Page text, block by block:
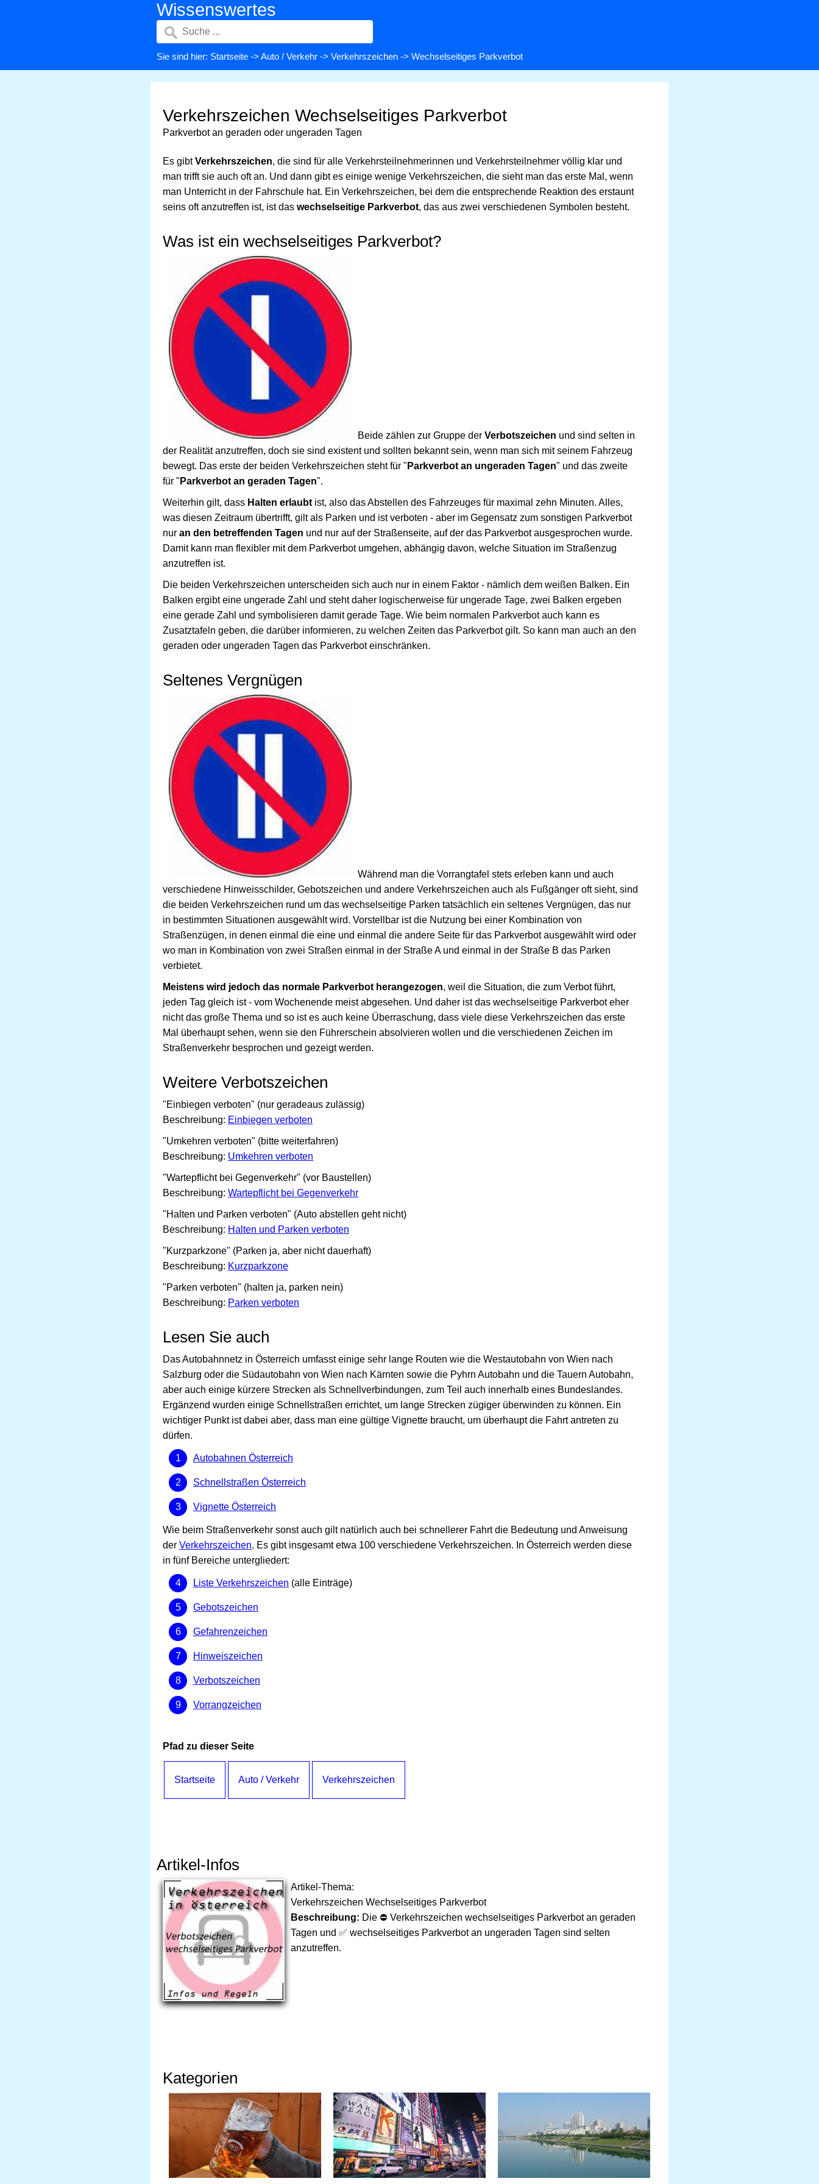
Wissenswertes
Sie sind hier: Startseite -> Auto / Verkehr -> Verkehrszeichen -> Wechselseitiges Parkverbot
Verkehrszeichen Wechselseitiges Parkverbot
Parkverbot an geraden oder ungeraden Tagen
Es gibtVerkehrszeichen, die sind für alle Verkehrsteilnehmerinnen und Verkehrsteilnehmer völlig klar und
man trifft sie auch oft an. Und dann gibt es einige wenige Verkehrszeichen, die sieht man das erste Mal, wenn
man Unterricht in der Fahrschule hat. Ein Verkehrszeichen, bei dem die entsprechende Reaktion des erstaunt
seins oft anzutreffen ist, ist das wechselseitige Parkverbot, das aus zwei verschiedenen Symbolen besteht.
Was ist ein wechselseitiges Parkverbot?
Beide zählen zur Gruppe der Verbotszeichen und sind selten in
der Realität anzutreffen, doch sie sind existent und sollten bekannt sein, wenn man sich mit seinem Fahrzeug
bewegt. Das erste der beiden Verkehrszeichen steht für " Parkverbot an ungeraden Tagen" und das zweite
für " Parkverbot an geraden Tagen".
Weiterhin gilt, dass Halten erlaubt ist, also das Abstellen des Fahrzeuges für maximal zehn Minuten. Alles,
was diesen Zeitraum übertrifft, gilt als Parken und ist verboten - aber im Gegensatz zum sonstigen Parkverbot
nur an den betreffenden Tagen und nur auf der Straßenseite, auf der das Parkverbot ausgesprochen wurde.
Damit kann man flexibler mit dem Parkverbot umgehen, abhängig davon, welche Situation im Straßenzug
anzutreffen ist.
Die beiden Verkehrszeichen unterscheiden sich auch nur in einem Faktor - nämlich dem weißen Balken. Ein
Balken ergibt eine ungerade Zahl und steht daher logischerweise für ungerade Tage, zwei Balken ergeben
eine gerade Zahl und symbolisieren damit gerade Tage. Wie beim normalen Parkverbot auch kann es
Zusatztafeln geben, die darüber informieren, zu welchen Zeiten das Parkverbot gilt. So kann man auch an den
geraden oder ungeraden Tagen das Parkverbot einschränken.
Seltenes Vergnügen
Während man die Vorrangtafel stets erleben kann und auch
verschiedene Hinweisschilder, Gebotszeichen und andere Verkehrszeichen auch als Fußgänger oft sieht, sind
die beiden Verkehrszeichen rund um das wechselseitige Parken tatsächlich ein seltenes Vergnügen, das nur
in bestimmten Situationen ausgewählt wird. Vorstellbar ist die Nutzung bei einer Kombination von
Straßenzügen, in denen einmal die eine und einmal die andere Seite für das Parkverbot ausgewählt wird oder
wo man in Kombination von zwei Straßen einmal in der Straße A und einmal in der Straße B das Parken
verbietet.
Meistens wird jedoch das normale Parkverbot herangezogen, weil die Situation, die zum Verbot führt,
jeden Tag gleich ist - vom Wochenende meist abgesehen. Und daher ist das wechselseitige Parkverbot eher
nicht das große Thema und so ist es auch keine Überraschung, dass viele diese Verkehrszeichen das erste
Mal überhaupt sehen, wenn sie den Führerschein absolvieren wollen und die verschiedenen Zeichen im
Straßenverkehr besprochen und gezeigt werden.
Weitere Verbotszeichen
"Einbiegen verboten" (nur geradeaus zulässig)
Beschreibung: Einbiegen verboten
"Umkehren verboten" (bitte weiterfahren)
Beschreibung: Umkehren verboten
"Wartepflicht bei Gegenverkehr" (vor Baustellen)
Beschreibung: Wartepflicht bei Gegenverkehr
"Halten und Parken verboten" (Auto abstellen geht nicht)
Beschreibung: Halten und Parken verboten
"Kurzparkzone" (Parken ja, aber nicht dauerhaft)
Beschreibung: Kurzparkzone
"Parken verboten" (halten ja, parken nein)
Beschreibung: Parken verboten
Lesen Sie auch
Das Autobahnnetz in Österreich umfasst einige sehr lange Routen wie die Westautobahn von Wien nach
Salzburg oder die Südautobahn von Wien nach Kärnten sowie die Pyhrn Autobahn und die Tauern Autobahn,
aber auch einige kürzere Strecken als Schnellverbindungen, zum Teil auch innerhalb eines Bundeslandes.
Ergänzend wurden einige Schnellstraßen errichtet, um lange Strecken zügiger überwinden zu können. Ein
wichtiger Punkt ist dabei aber, dass man eine gültige Vignette braucht, um überhaupt die Fahrt antreten zu
dürfen.
Autobahnen Österreich
Schnellstraßen Österreich
Vignette Österreich
Wie beim Straßenverkehr sonst auch gilt natürlich auch bei schnellerer Fahrt die Bedeutung und Anweisung
der Verkehrszeichen. Es gibt insgesamt etwa 100 verschiedene Verkehrszeichen. In Österreich werden diese
in fünf Bereiche untergliedert:
Liste Verkehrszeichen (alle Einträge)
Gebotszeichen
Gefahrenzeichen
Hinweiszeichen
Verbotszeichen
Vorrangzeichen
Pfad zu dieser Seite
Startseite Auto / Verkehr Verkehrszeichen
Artikel-Infos
Artikel-Thema:
Verkehrszeichen Wechselseitiges Parkverbot
Beschreibung: Die ⛔ Verkehrszeichen wechselseitiges Parkverbot an geraden
Tagen und ✅ wechselseitiges Parkverbot an ungeraden Tagen sind selten
anzutreffen.
Kategorien